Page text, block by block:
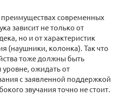
современных
зависит не только от
но и от характеристик
(наушники, колонка). Так что
тоже должны быть
ожидать от
с заявленной поддержкой
звучания точно не стоит.